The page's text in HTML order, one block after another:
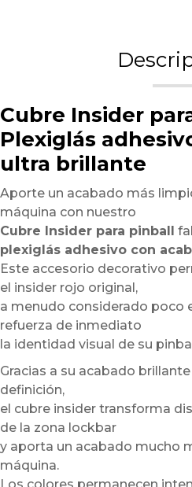
Cubre Insider
Plexiglás
ultra brillante
Aporte un acabado más
máquina con nuestro
Cubre Insider para pinball
plexiglás adhesivo con
Este accesorio decorativo
el insider rojo original,
a menudo considerado poco
refuerza de inmediato
la identidad visual de su
Gracias a su acabado
definición,
el cubre insider transforma
de la zona lockbar
y aporta un acabado mucho
máquina.